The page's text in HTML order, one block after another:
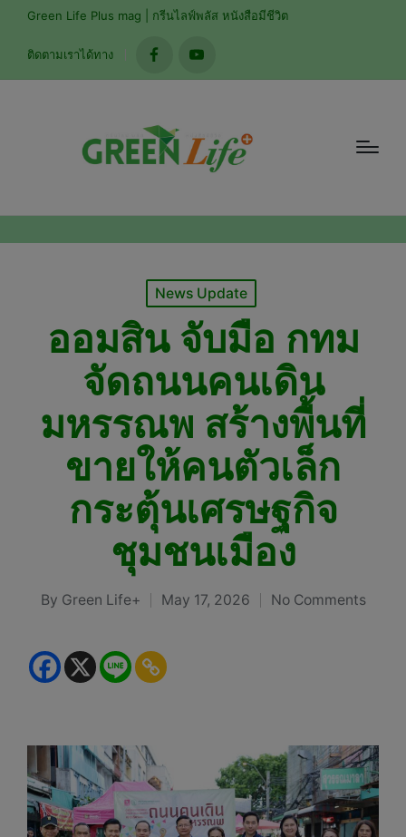
Green Life Plus mag | กรีนไลฟ์พลัส หนังสือมีชีวิต
ติดตามเราได้ทาง
facebookyoutube
Posted
News Update
ออมสิน จับมือ กทม
จัดถนนคนเดิน
มหรรณพ สร้างพื้นที่
ขายให้คนตัวเล็ก
กระตุ้นเศรษฐกิจ
ชุมชนเมือง
Posted
By Green Life+ May 17, 2026 No Comments
modal-check